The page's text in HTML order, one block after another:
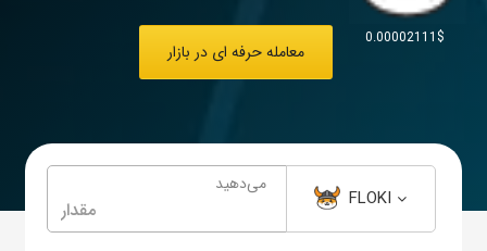
0.00002111$
معامله حرفه ای در بازار
می‌دهید
FLOKI